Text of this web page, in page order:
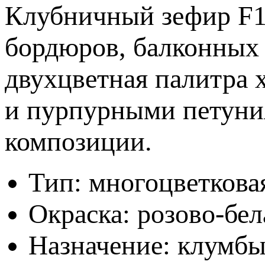
Клубничный зефир
бордюров,
двухцветная
и пурпурными
композиции.
Тип:
Окраска: розово-
Назначение: